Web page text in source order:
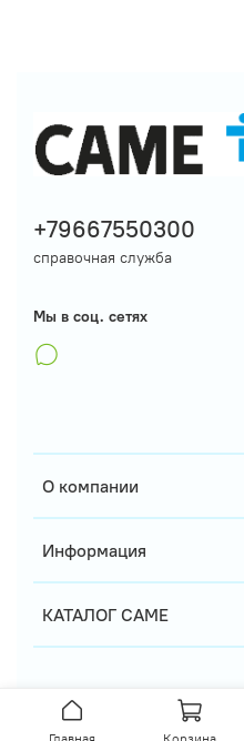
О компании
Информация
КАТАЛОГ CAME
+79667550300
справочная служба
Мы в соц. сетях